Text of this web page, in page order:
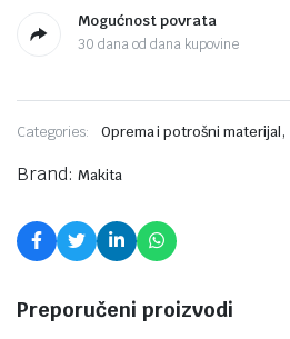
Mogućnost povrata
30 dana od dana kupovine
Categories: Oprema i potrošni materijal,
Brand: Makita
Preporučeni proizvodi